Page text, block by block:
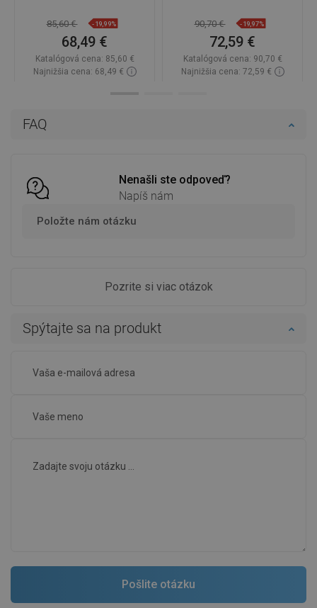
FAQ
Nenašli ste odpoveď?
Napíš nám
Položte nám otázku
Pozrite si viac otázok
Spýtajte sa na produkt
85,60 € -19,99%
68,49 €
Katalógová cena: 85,60 €
Najnižšia cena: 68,49 €
90,70 € -19,97%
72,59 €
Katalógová cena: 90,70 €
Najnižšia cena: 72,59 €